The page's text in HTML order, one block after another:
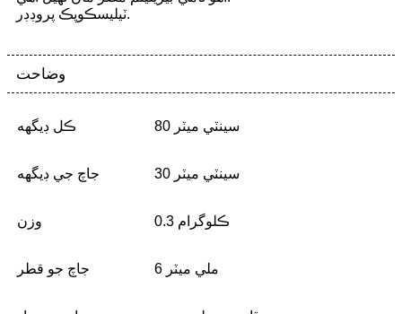
ٽيليسڪوپڪ پروڊڊر.
وضاحت
ڪل ڊيگهه 80 سينٽي ميٽر
جاچ جي ڊيگهه 30 سينٽي ميٽر
وزن 0.3 ڪلوگرام
جاچ جو قطر 6 ملي ميٽر